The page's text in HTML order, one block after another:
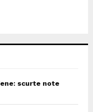
scurte note